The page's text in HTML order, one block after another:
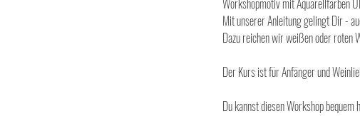
Workshopmotiv mit Aquarellfarben
Mit unserer Anleitung gelingt Dir -
Dazu reichen wir weißen oder roten
Der Kurs ist für Anfänger und
Du kannst diesen Workshop bequem